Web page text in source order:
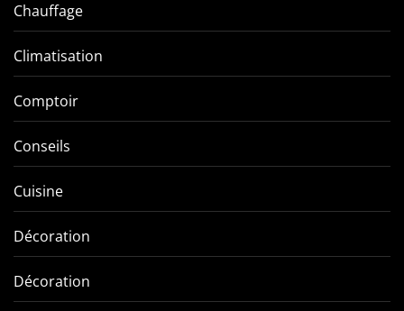
Chauffage
Climatisation
Comptoir
Conseils
Cuisine
Décoration
Décoration